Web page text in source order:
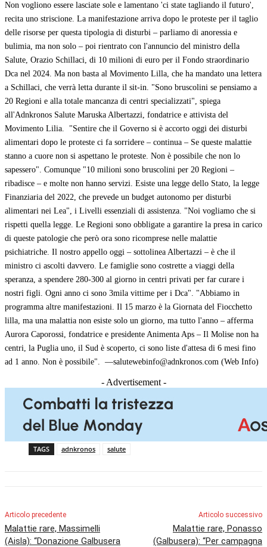
Non vogliono essere lasciate sole e lamentano 'ci state tagliando il futuro',
recita uno striscione. La manifestazione arriva dopo le proteste per il taglio
delle risorse per questa tipologia di disturbi – parliamo di anoressia e
bulimia, ma non solo – poi rientrato con l'annuncio del ministro della
Salute, Orazio Schillaci, di 10 milioni di euro per il Fondo straordinario
Dca nel 2024. Ma non basta al Movimento Lilla, che ha mandato una lettera
a Schillaci, che verrà letta durante il sit-in. "Sono bruscolini se pensiamo a
20 Regioni e alla totale mancanza di centri specializzati", spiega
all'Adnkronos Salute Maruska Albertazzi, fondatrice e attivista del
Movimento Lilia. "Sentire che il Governo si è accorto oggi dei disturbi
alimentari dopo le proteste ci fa sorridere – continua – Se queste malattie
stanno a cuore non si aspettano le proteste. Non è possibile che non lo
sapessero". Comunque "10 milioni sono bruscolini per 20 Regioni –
ribadisce – e molte non hanno servizi. Esiste una legge dello Stato, la legge
Finanziaria del 2022, che prevede un budget autonomo per disturbi
alimentari nei Lea", i Livelli essenziali di assistenza. "Noi vogliamo che si
rispetti quella legge. Le Regioni sono obbligate a garantire la presa in carico
di queste patologie che però ora sono ricomprese nelle malattie
psichiatriche. Il nostro appello oggi – sottolinea Albertazzi – è che il
ministro ci ascolti davvero. Le famiglie sono costrette a viaggi della
speranza, a spendere 280-300 al giorno in centri privati per far curare i
nostri figli. Ogni anno ci sono 3mila vittime per i Dca". "Abbiamo in
programma altre manifestazioni. Il 15 marzo è la Giornata del Fiocchetto
lilla, ma una malattia non esiste solo un giorno, ma tutto l'anno – afferma
Aurora Caporossi, fondatrice e presidente Animenta Aps – Il Molise non ha
centri, la Puglia uno, il Sud è scoperto, ci sono liste d'attesa di 6 mesi fino
ad 1 anno. Non è possibile". —salutewebinfo@adnkronos.com (Web Info)
- Advertisement -
TAGS adnkronos salute
Articolo precedente
Malattie rare, Massimelli
(Aisla): “Donazione Galbusera
Articolo successivo
Malattie rare, Ponasso
(Galbusera): “Per campagna